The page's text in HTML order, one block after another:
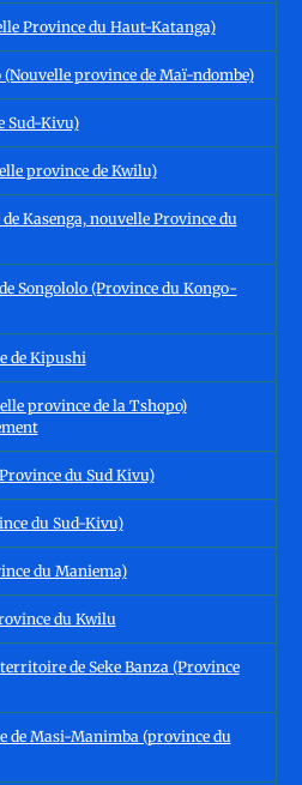
Province du Haut-Katanga)
province de Maï-ndombe)
Sud-Kivu)
province de Kwilu)
Kasenga, nouvelle Province du
Songololo (Province du Kongo-
de Kipushi
province de la Tshopo)
du Sud Kivu)
du Sud-Kivu)
du Maniema)
du Kwilu
de Seke Banza (Province
de Masi-Manimba (province du